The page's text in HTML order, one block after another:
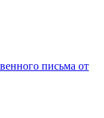
письма от